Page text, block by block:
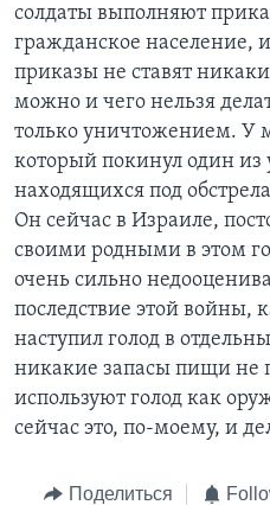
солдаты выполняют
гражданское население,
приказы не ставят
можно и чего нельзя
только уничтожением. У
который покинул один из
находящихся под
Он сейчас в Израиле,
своими родными в этом
очень сильно
последствие этой войны,
наступил голод в
никакие запасы пищи не
используют голод как
сейчас это, по-моему, и
Поделиться